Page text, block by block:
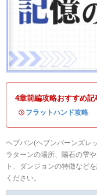
4章前編攻略おすすめ記
・ フラットハンド攻略
ヘブバン(ヘブンバーンズレ
ラターンの場所、陽石の雫
ト、ダンジョンの特徴など
ください。